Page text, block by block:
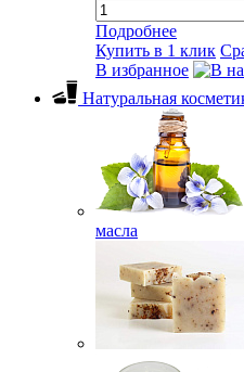
Подробнее
Купить в 1 клик
В избранное
Натуральная
масла